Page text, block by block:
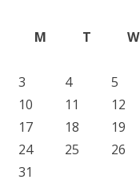
M
T W
3
4 5
10
11 12
17
18 19
24
25 26
31